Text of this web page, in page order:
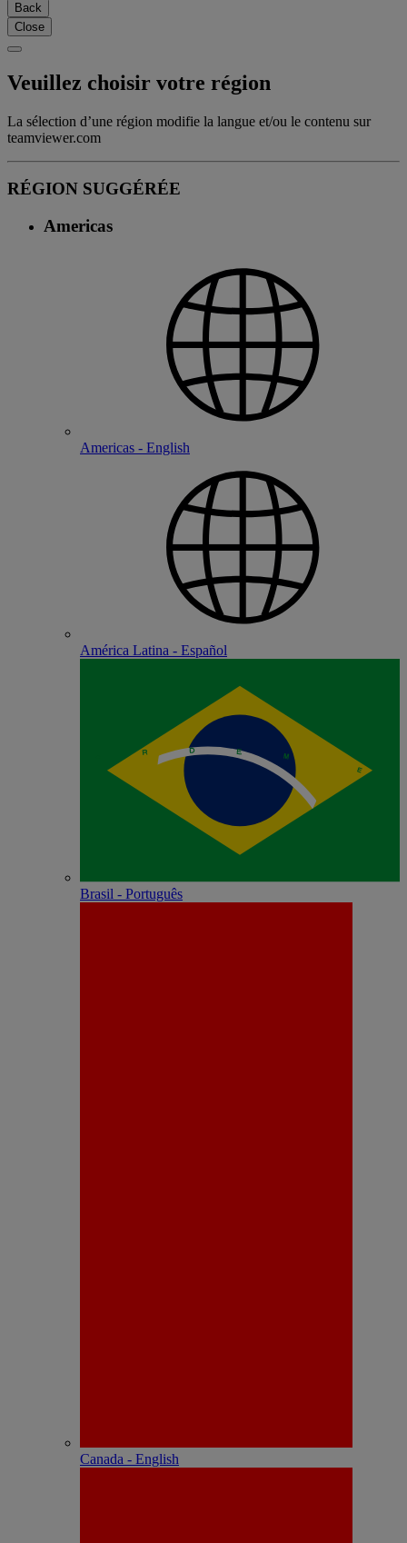
Back
Close
Veuillez choisir votre région
La sélection d’une région modifie la langue et/ou le contenu sur
teamviewer.com
RÉGION SUGGÉRÉE
Americas
Americas - English
América Latina - Español
Brasil - Português
Canada - English